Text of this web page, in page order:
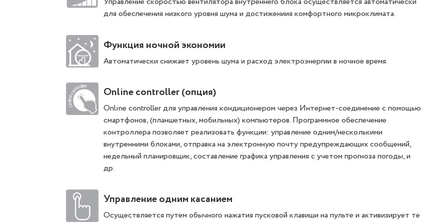
для обеспечения низкого уровня шума и достижениия комфортного микроклимата.
Функция ночной экономии
Автоматически снижает уровень шума и расход электроэнергии в ночное время.
Online controller (опция)
Online controller для управления кондиционером через Интернет-соединение с помощью
смартфонов, (планшетных, мобильных) компьютеров. Программное обеспечение
контроллера позволяет реализовать функции: управление одним/несколькими
внутренними блоками, отправка на электронную почту предупреждающих сообщений,
недельный планировщик, составление графика управления с учетом прогноза погоды, и
др.
Управление одним касанием
Осуществляется путем обычного нажатия пусковой клавиши на пульте и активизирует те